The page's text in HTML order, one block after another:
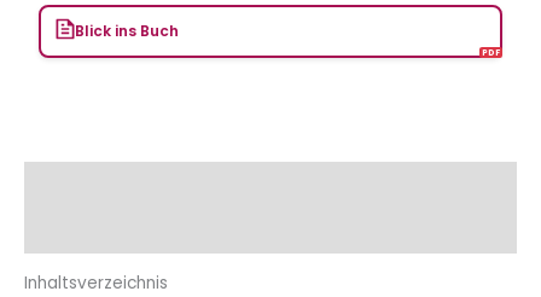
Blick ins Buch
Inhaltsverzeichnis